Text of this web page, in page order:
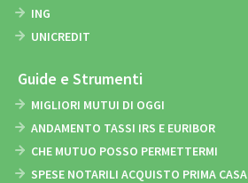
ING
UNICREDIT
Guide e Strumenti
MIGLIORI MUTUI DI OGGI
ANDAMENTO TASSI IRS E EURIBOR
CHE MUTUO POSSO PERMETTERMI
SPESE NOTARILI ACQUISTO PRIMA CASA